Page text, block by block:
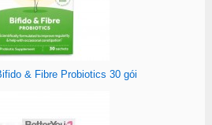
& Fibre Probiotics 30 gói